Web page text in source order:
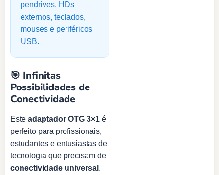
pendrives, HDs
externos, teclados,
mouses e periféricos
USB.
🎯 Infinitas
Possibilidades de
Conectividade
Este adaptador OTG 3×1 é
perfeito para profissionais,
estudantes e entusiastas de
tecnologia que precisam de
conectividade universal .